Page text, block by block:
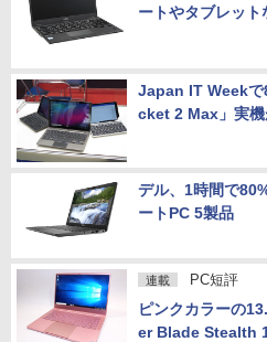
ートやタブレット
Japan IT Weekで
cket 2 Max」実機
デル、1時間で
ートPC 5製品
連載 PC短評
ピンクカラーの
er Blade Stealth